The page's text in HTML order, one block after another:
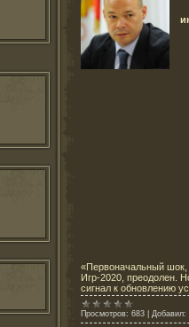
«Первоначальный шок,
Игр-2020, преодолен.
сигнал к обновлению
Просмотров: 683 Добавил: